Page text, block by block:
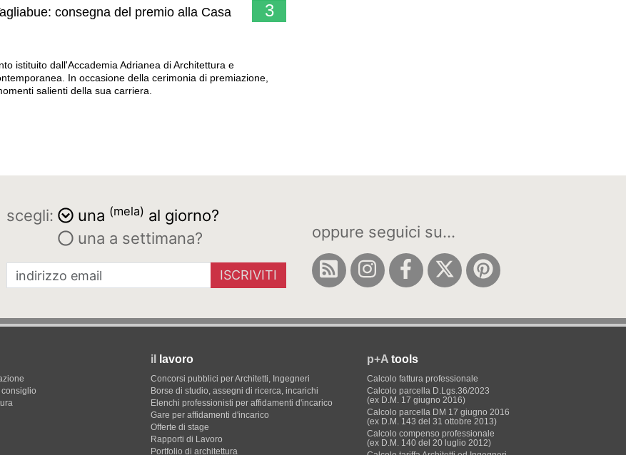
3
consegna del premio alla Casa
istituito dall'Accademia Adrianea di Architettura e
In occasione della cerimonia di premiazione,
salienti della sua carriera.
scegli: una (mela) al giorno?
una a settimana?
ISCRIVITI
oppure seguici su...
il lavoro
Concorsi pubblici per Architetti, Ingegneri
Borse di studio, assegni di ricerca, incarichi
Elenchi professionisti per affidamenti d'incarico
Gare per affidamenti d'incarico
Offerte di stage
Rapporti di Lavoro
Portfolio di architettura
p+A tools
Calcolo fattura professionale
Calcolo parcella D.Lgs.36/2023
(ex D.M. 17 giugno 2016)
Calcolo parcella DM 17 giugno 2016
(ex D.M. 143 del 31 ottobre 2013)
Calcolo compenso professionale
(ex D.M. 140 del 20 luglio 2012)